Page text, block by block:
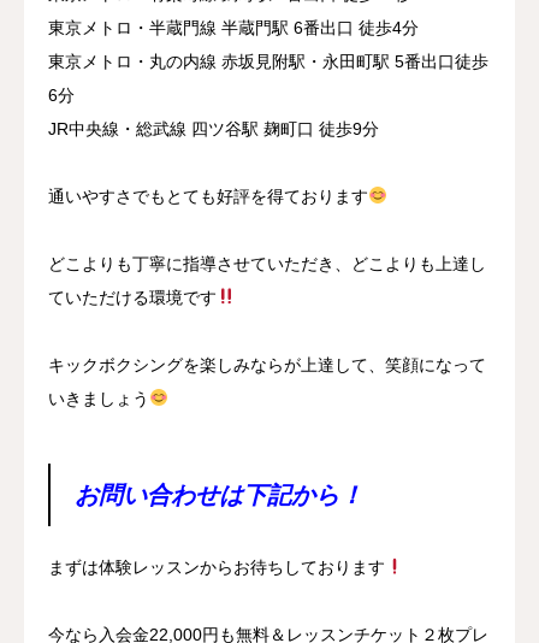
東京メトロ・半蔵門線 半蔵門駅 6番出口 徒歩4分
東京メトロ・丸の内線 赤坂見附駅・永田町駅 5番出口徒歩
6分
JR中央線・総武線 四ツ谷駅 麹町口 徒歩9分
通いやすさでもとても好評を得ております
どこよりも丁寧に指導させていただき、どこよりも上達し
ていただける環境です
キックボクシングを楽しみならが上達して、笑顔になって
いきましょう
お問い合わせは下記から！
まずは体験レッスンからお待ちしております
今なら入会金22,000円も無料＆レッスンチケット２枚プレ